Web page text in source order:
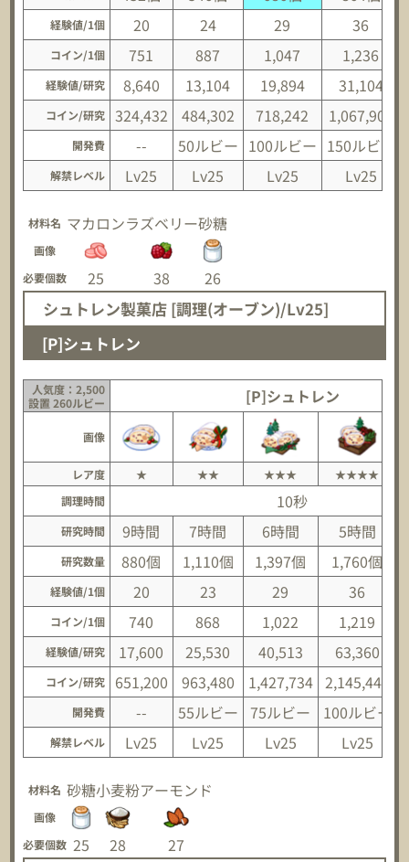
経験値/1個 20 24 29 36
コイン/1個 751 887 1,047 1,236
経験値/研究 8,640 13,104 19,894 31,104
コイン/研究 324,432 484,302 718,242 1,067,904
開発費 -- 50ルビー 100ルビー 150ルビー
解禁レベル Lv25 Lv25 Lv25 Lv25
材料名 マカロンラズベリー砂糖
画像
必要個数
25 38 26
シュトレン製菓店 [調理(オーブン)/Lv25]
[P]シュトレン
人気度：2,500
設置 260ルビー
[P]シュトレン
画像
レア度 ★ ★★ ★★★ ★★★★
調理時間
10秒
研究時間 9時間 7時間 6時間 5時間
研究数量 880個 1,110個 1,397個 1,760個
経験値/1個 20 23 29 36
コイン/1個 740 868 1,022 1,219
経験値/研究 17,600 25,530 40,513 63,360
コイン/研究 651,200 963,480 1,427,734 2,145,440
開発費 -- 55ルビー 75ルビー 100ルビー
解禁レベル Lv25 Lv25 Lv25 Lv25
材料名 砂糖小麦粉アーモンド
画像
必要個数 25 28 27